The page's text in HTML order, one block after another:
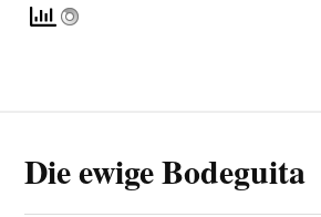
Die ewige Bodeguita